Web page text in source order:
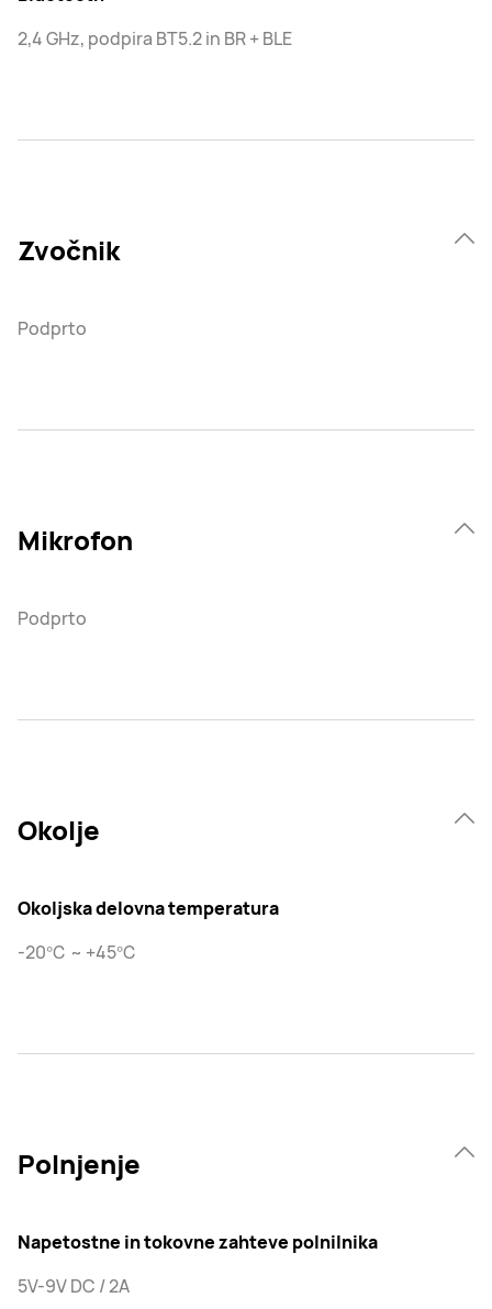
2,4 GHz, podpira BT5.2 in BR + BLE
Zvočnik
Podprto
Mikrofon
Podprto
Okolje
Okoljska delovna temperatura
-20℃ ~ +45℃
Polnjenje
Napetostne in tokovne zahteve polnilnika
5V-9V DC / 2A